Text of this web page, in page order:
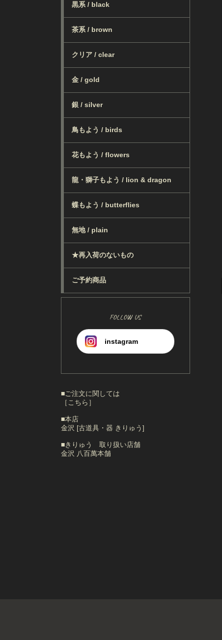
黒系 / black
茶系 / brown
クリア / clear
金 / gold
銀 / silver
鳥もよう / birds
花もよう / flowers
龍・獅子もよう / lion & dragon
蝶もよう / butterflies
無地 / plain
★再入荷のないもの
ご予約商品
FOLLOW US
instagram
■ご注文に関しては
［こちら］
■本店
金沢 [古道具・器 きりゅう]
■きりゅう 取り扱い店舗
金沢 八百萬本舗